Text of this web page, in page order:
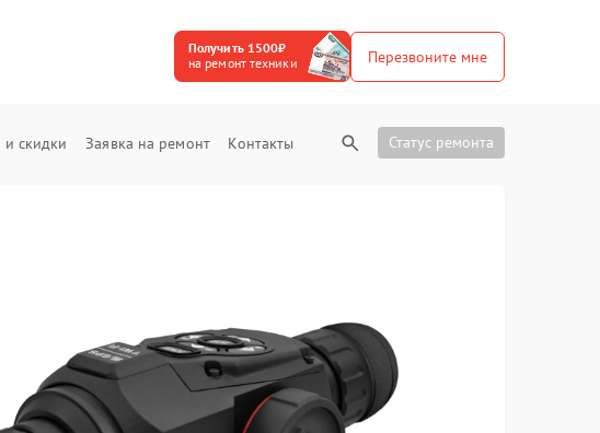
Получить 1500₽
на ремонт техники
Перезвоните мне
скидки Заявка на ремонт Контакты Статус ремонта